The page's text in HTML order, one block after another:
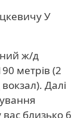
У
ж/д
метрів (2
Далі
близько 6